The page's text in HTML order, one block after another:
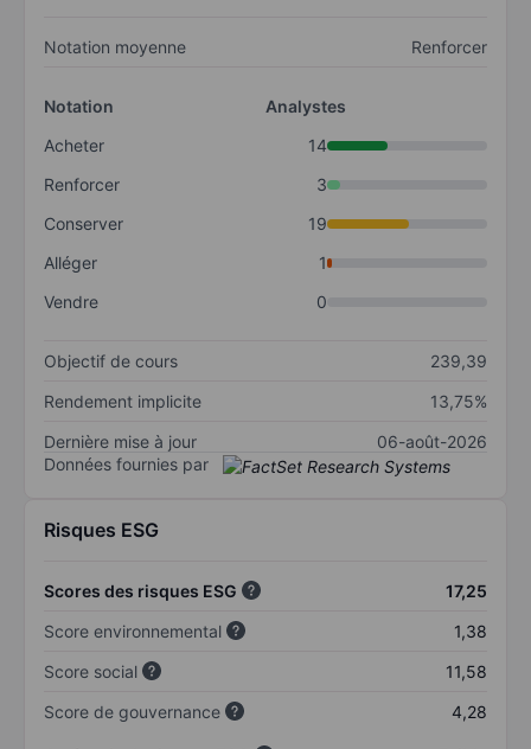
Notation moyenne Renforcer
Notation
Analystes
Acheter
14
Renforcer
3
Conserver
19
Alléger
1
Vendre
0
Objectif de cours
239,39
Rendement implicite
13,75%
Dernière mise à jour
06-août-2026
Données fournies par
Risques ESG
Scores des risques ESG
17,25
Score environnemental
1,38
Score social
11,58
Score de gouvernance
4,28